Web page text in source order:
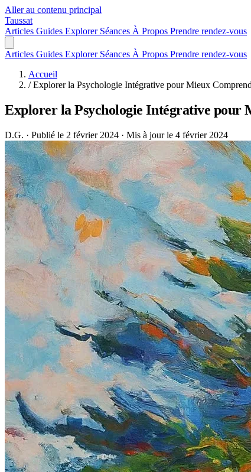
Aller au contenu principal
Taussat
Articles Guides Explorer Séances À Propos Prendre rendez-vous
Articles Guides Explorer Séances À Propos Prendre rendez-vous
Accueil
/ Explorer la Psychologie Intégrative pour Mieux
Explorer la Psychologie Intégrative
D.G. · Publié le 2 février 2024 · Mis à jour le 4 février 2024